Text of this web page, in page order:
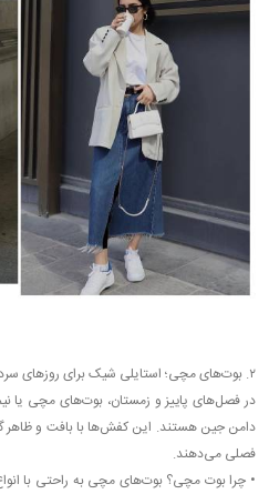
۲. بوت‌های مچی؛ استایلی شیک برای روزهای سردتر
در فصل‌های پاییز و زمستان، بوت‌های مچی یا
دامن جین هستند. این کفش‌ها با بافت و
فصلی می‌دهند.
• چرا بوت مچی؟ بوت‌های مچی به راحتی با